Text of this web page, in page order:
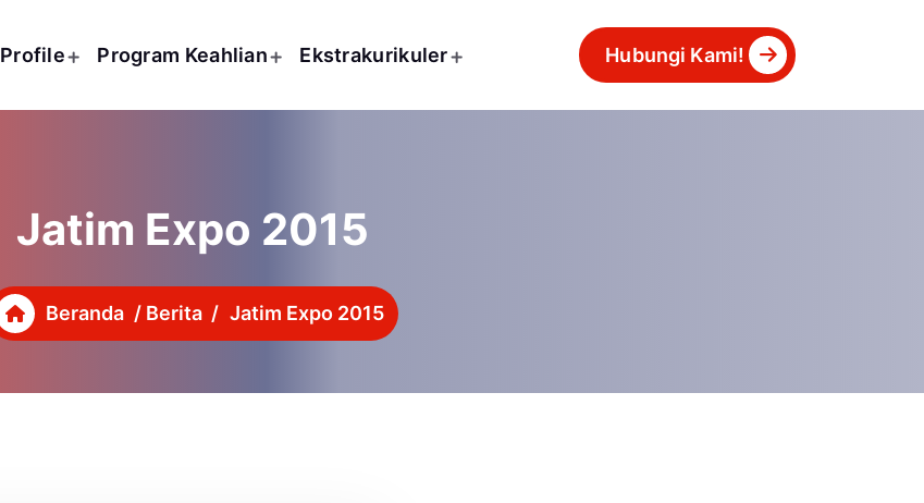
Profile Program Keahlian Ekstrakurikuler Hubungi Kami!
Jatim Expo 2015
Beranda / Berita / Jatim Expo 2015